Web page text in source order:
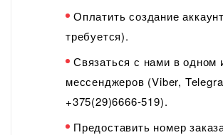
Оплатить создание
требуется).
Связаться с нами в одном
мессенджеров (Viber,
+375(29)6666-519).
Предоставить номер